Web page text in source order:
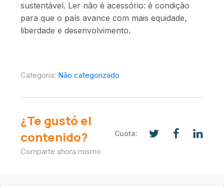
sustentável. Ler não é acessório: é condição
para que o país avance com mais equidade,
liberdade e desenvolvimento.
Categoria: Não categorizado
¿Te gustó el
contenido?
Comparte ahora mismo
Cuota: